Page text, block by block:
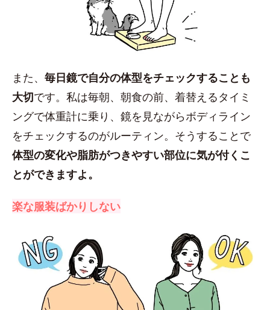
また、 毎日鏡で自分の体型をチェックすることも
大切です。私は毎朝、朝食の前、着替えるタイミ
ングで体重計に乗り、鏡を見ながらボディライン
をチェックするのがルーティン。そうすることで
体型の変化や脂肪がつきやすい部位に気が付くこ
とができますよ。
楽な服装ばかりしない